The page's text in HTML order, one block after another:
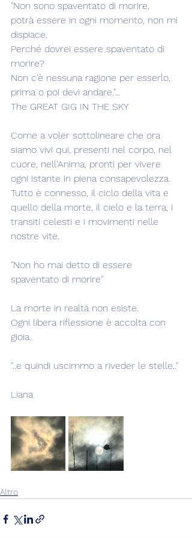
"Non sono spaventato di morire,
potrà essere in ogni momento, non mi
dispiace.
Perché dovrei essere spaventato di
morire?
Non c'è nessuna ragione per esserlo,
prima o poi devi andare."...
The GREAT GIG IN THE SKY
Come a voler sottolineare che ora
siamo vivi qui, presenti nel corpo, nel
cuore, nell'Anima, pronti per vivere
ogni istante in piena consapevolezza.
Tutto è connesso, il ciclo della vita e
quello della morte, il cielo e la terra, i
transiti celesti e i movimenti nelle
nostre vite.
"Non ho mai detto di essere
spaventato di morire"
La morte in realtà non esiste.
Ogni libera riflessione è accolta con
gioia.
"..e quindi uscimmo a riveder le stelle.."
Liana
Altro